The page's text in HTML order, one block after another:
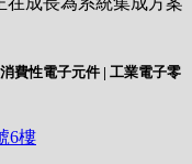
費性電子元件 | 工業電子零
6樓